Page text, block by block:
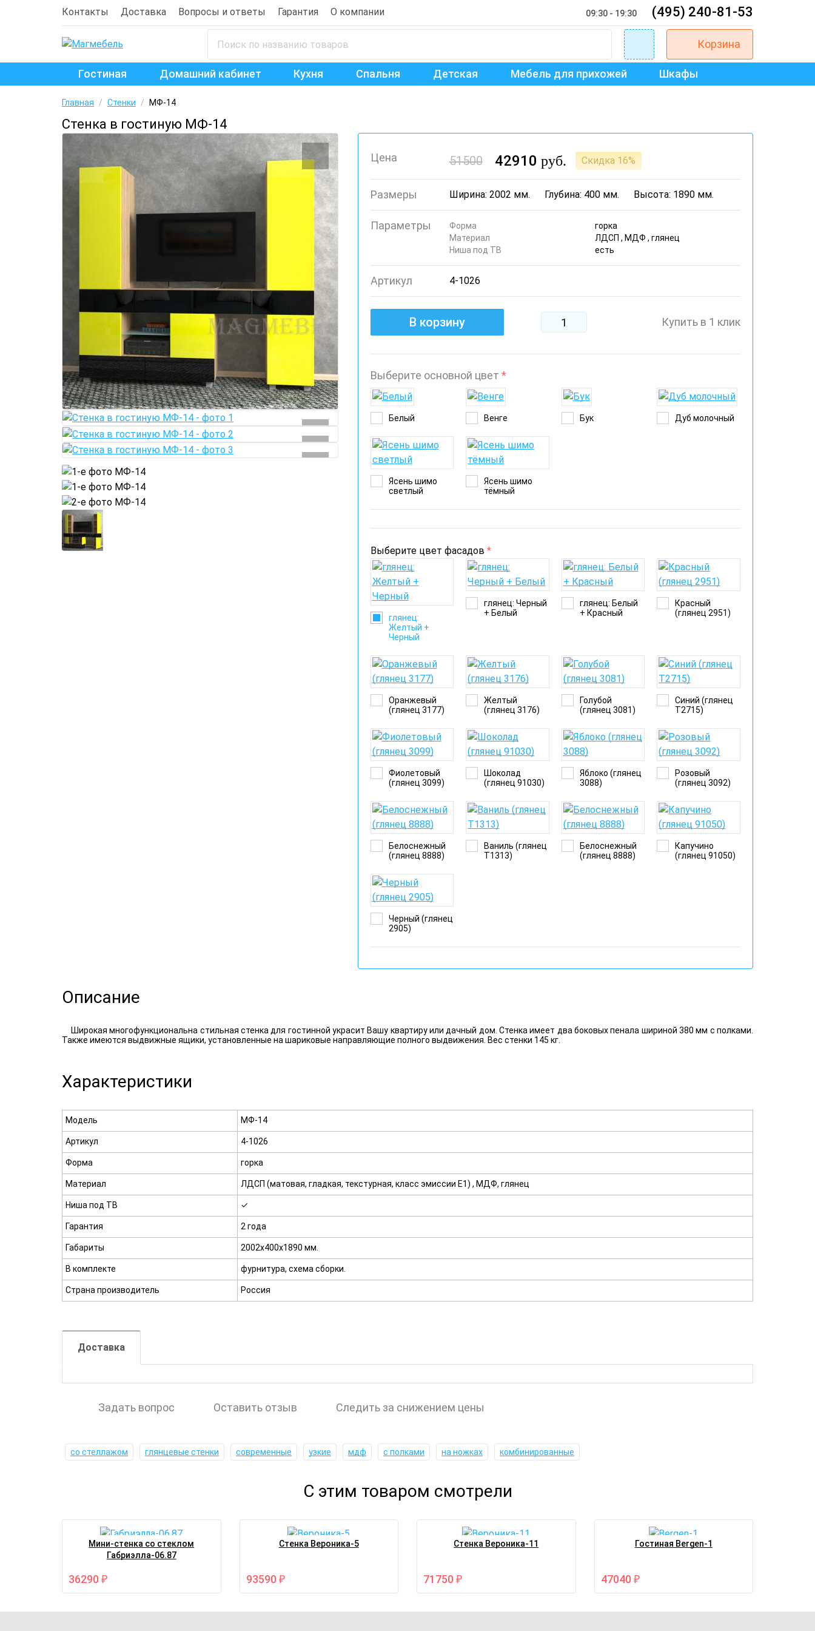
Контакты Доставка Вопросы и ответы Гарантия О компании 09:30 - 19:30 (495) 240-81-53
Корзина
Гостиная Домашний кабинет Кухня Спальня Детская Мебель для прихожей Шкафы
Главная / Стенки / МФ-14
Стенка в гостиную МФ-14
Цена 51500 42910 руб. Скидка 16%
Размеры Ширина: 2002 мм. Глубина: 400 мм. Высота: 1890 мм.
Параметры Форма
горка
Материал
ЛДСП , МДФ , глянец
Ниша под ТВ
есть
Артикул 4-1026
В корзину Купить в 1 клик
Выберите основной цвет *
Белый Венге Бук Дуб молочный
Ясень шимо
светлый
Ясень шимо
тёмный
Выберите цвет фасадов *
глянец:
Желтый +
Черный
глянец: Черный
+ Белый
глянец: Белый
+ Красный
Красный
(глянец 2951)
Оранжевый
(глянец 3177)
Желтый
(глянец 3176)
Голубой
(глянец 3081)
Синий (глянец
Т2715)
Фиолетовый
(глянец 3099)
Шоколад
(глянец 91030)
Яблоко (глянец
3088)
Розовый
(глянец 3092)
Белоснежный
(глянец 8888)
Ваниль (глянец
Т1313)
Белоснежный
(глянец 8888)
Капучино
(глянец 91050)
Черный (глянец
2905)
Описание
Широкая многофункциональна стильная стенка для гостинной украсит Вашу квартиру или дачный дом. Стенка имеет два боковых пенала шириной 380 мм с полками.
Также имеются выдвижные ящики, установленные на шариковые направляющие полного выдвижения. Вес стенки 145 кг.
Характеристики
Модель МФ-14
Артикул 4-1026
Форма горка
Материал ЛДСП (матовая, гладкая, текстурная, класс эмиссии E1) , МДФ, глянец
Ниша под ТВ ✓
Гарантия 2 года
Габариты 2002х400х1890 мм.
В комплекте фурнитура, схема сборки.
Страна производитель Россия
Доставка
Задать вопрос Оставить отзыв Следить за снижением цены
со стеллажом глянцевые стенки современные узкие мдф с полками на ножках комбинированные
С этим товаром смотрели
Мини-стенка со стеклом
Габриэлла-06.87
36290 ₽
Стенка Вероника-5
93590 ₽
Стенка Вероника-11
71750 ₽
Гостиная Bergen-1
47040 ₽